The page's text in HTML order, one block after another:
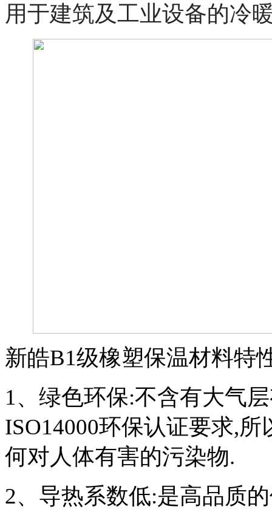
用于建筑及工业设备的冷
新皓B1级橡塑保温材料特
1、 绿色环保:不含有大气
ISO14000环保认证要求,所
何对人体有害的污染物.
2、导热系数低:是高品质